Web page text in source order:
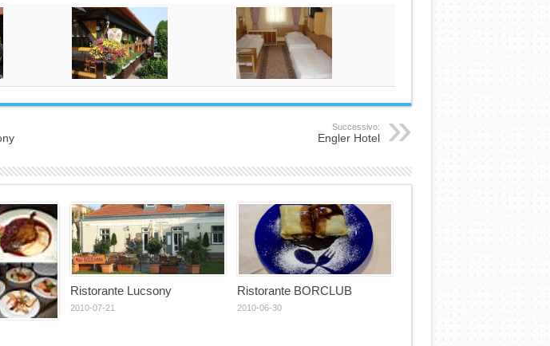
Successivo:
Engler Hotel
Ristorante Lucsony
2010-07-21
Ristorante BORCLUB
2010-06-30